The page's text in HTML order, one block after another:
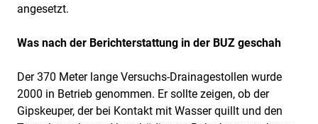
angesetzt.
Was nach der Berichterstattung in der BUZ geschah
Der 370 Meter lange Versuchs-Drainagestollen wurde
2000 in Betrieb genommen. Er sollte zeigen, ob der
Gipskeuper, der bei Kontakt mit Wasser quillt und den